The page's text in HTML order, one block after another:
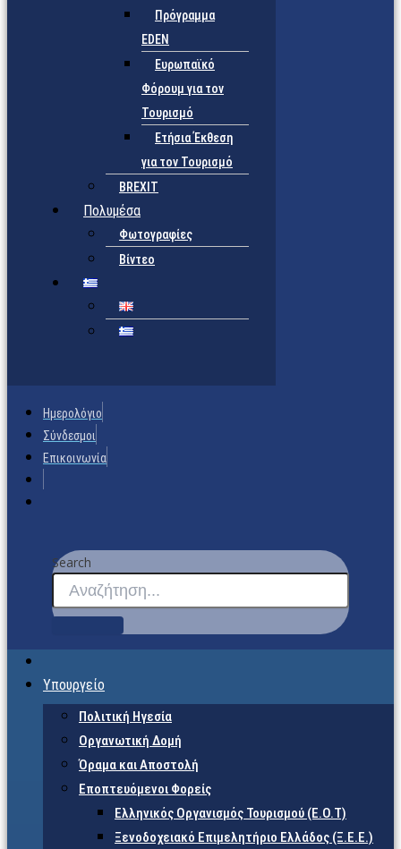
Πρόγραμμα
EDEN
Ευρωπαϊκό
Φόρουμ για τον
Τουρισμό
Ετήσια Έκθεση
για τον Τουρισμό
BREXIT
Πολυμέσα
Φωτογραφίες
Βίντεο
Ημερολόγιο
Σύνδεσμοι
Επικοινωνία
Search
Υπουργείο
Πολιτική Ηγεσία
Οργανωτική Δομή
Όραμα και Αποστολή
Εποπτευόμενοι Φορείς
Eλληνικός Οργανισμός Τουρισμού (Ε.Ο.Τ)
Ξενοδοχειακό Επιμελητήριο Ελλάδος (Ξ.Ε.Ε.)